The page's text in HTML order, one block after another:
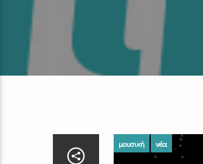
μουσική νέα